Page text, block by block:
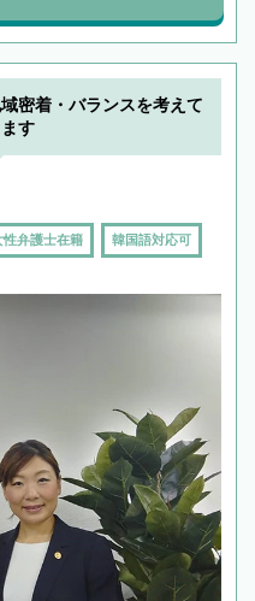
密着・バランスを考えて
す
性弁護士在籍 韓国語対応可